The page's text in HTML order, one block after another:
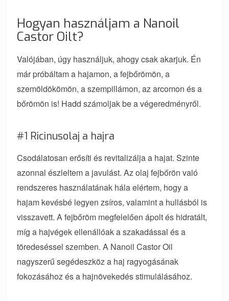
Hogyan használjam a Nanoil
Castor Oilt?
Valójában, úgy használjuk, ahogy csak akarjuk. Én
már próbáltam a hajamon, a fejbőrömön, a
szemöldökömön, a szempillámon, az arcomon és a
bőrömön is! Hadd számoljak be a végeredményről.
#1 Ricinusolaj a hajra
Csodálatosan erősíti és revitalizálja a hajat. Szinte
azonnal észleltem a javulást. Az olaj fejbőrön való
rendszeres használatának hála elértem, hogy a
hajam kevésbé legyen zsíros, valamint a hullásból is
visszavett. A fejbőröm megfelelően ápolt és hidratált,
míg a hajvégek ellenállóak a szakadással és a
töredeséssel szemben. A Nanoil Castor Oil
nagyszerű segédeszköz a haj ragyogásának
fokozásához és a hajnövekedés stimulálásához.